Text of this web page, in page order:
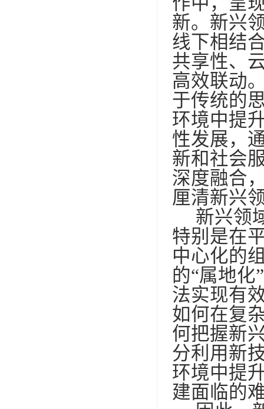
新。新兴
线下相结
共享性、
高效联动
于传统的
环境中提
性发展，
新和社会
深度融合
厘清新兴
新兴领
特别是在
中心化的
的“属地化
法实现有
如何在复
何把握新
分利用新
环境中提
建面临的